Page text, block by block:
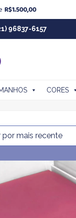
R$1.500,00
96837-6157
CORES